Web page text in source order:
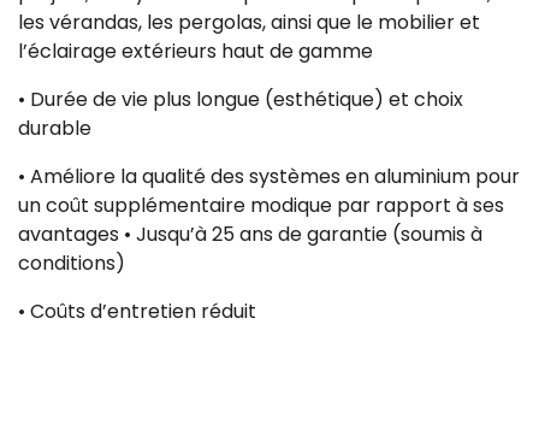
les vérandas, les pergolas, ainsi que le mobilier et
l’éclairage extérieurs haut de gamme
• Durée de vie plus longue (esthétique) et choix
durable
• Améliore la qualité des systèmes en aluminium pour
un coût supplémentaire modique par rapport à ses
avantages • Jusqu’à 25 ans de garantie (soumis à
conditions)
• Coûts d’entretien réduit